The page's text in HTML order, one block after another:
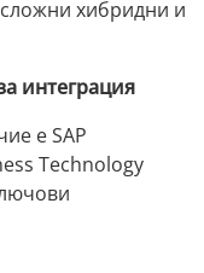
хибридни и
интеграция
е SAP
Technology